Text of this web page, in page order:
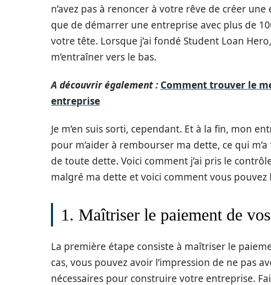
n’avez pas à renoncer à votre rêve de créer une
que de démarrer une entreprise avec plus de
votre tête. Lorsque j’ai fondé Student Loan
m’entraîner vers le bas.
A découvrir également : Comment trouver le
entreprise
Je m’en suis sorti, cependant. Et à la fin, mon
pour m’aider à rembourser ma dette, ce qui
de toute dette. Voici comment j’ai pris le
malgré ma dette et voici comment vous pouvez
1. Maîtriser le paiement de
La première étape consiste à maîtriser le
cas, vous pouvez avoir l’impression de ne pas
nécessaires pour construire votre entreprise.